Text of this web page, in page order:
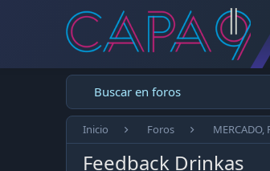
Buscar en foros
Inicio Foros MERCADO,
Feedback Drinkas